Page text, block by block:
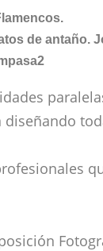
de antaño.
diseñando